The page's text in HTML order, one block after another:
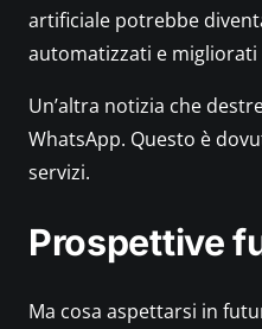
artificiale potrebbe
automatizzati e migliorati
Un’altra notizia che
WhatsApp. Questo è
servizi.
Prospettive
Ma cosa aspettarsi in